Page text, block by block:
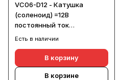
VC06-D12 - Катушка
(соленоид) =12В
постоянный ток
(d23xD45xH50)
Есть в наличии
В корзину
В корзине